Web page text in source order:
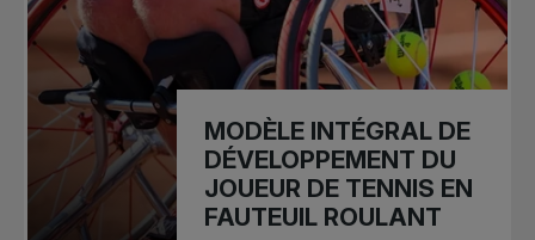
MODÈLE INTÉGRAL DE
DÉVELOPPEMENT DU
JOUEUR DE TENNIS EN
FAUTEUIL ROULANT